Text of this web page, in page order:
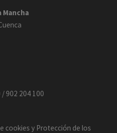
Mancha
902 204 100
cookies y Protección de los